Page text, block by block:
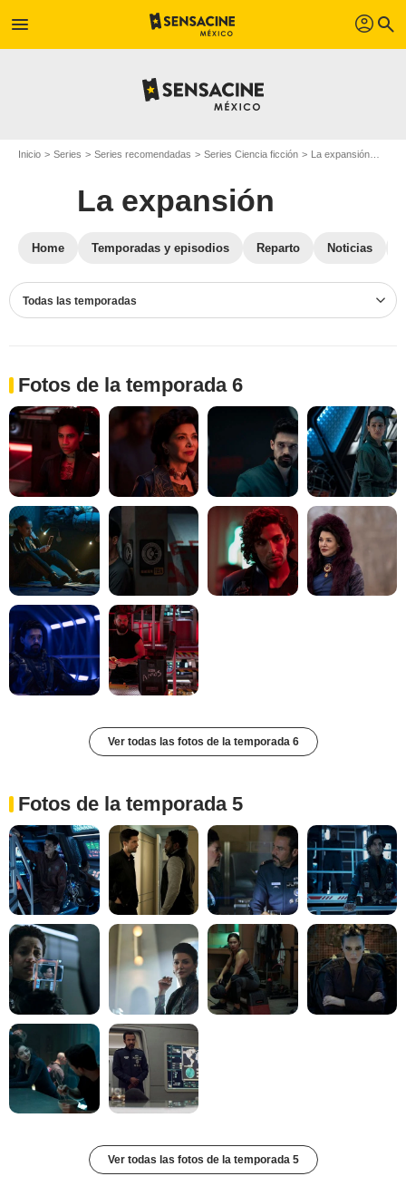
menu profil search
Inicio Series Series recomendadas Series Ciencia ficción La expansión
La expansión
Home Temporadas y episodios Reparto Noticias
Todas las temporadas
Fotos de la temporada 6
Ver todas las fotos de la temporada 6
Fotos de la temporada 5
Ver todas las fotos de la temporada 5